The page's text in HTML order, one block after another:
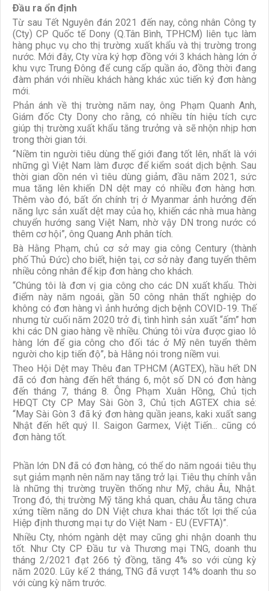
Ðầu ra ổn định
Từ sau Tết Nguyên đán 2021 đến nay, công nhân Công ty
(Cty) CP Quốc tế Dony (Q.Tân Bình, TPHCM) liên tục làm
hàng phục vụ cho thị trường xuất khẩu và thị trường trong
nước. Mới đây, Cty vừa ký hợp đồng với 3 khách hàng lớn ở
khu vực Trung Đông để cung cấp quần áo, đồng thời đang
đàm phán với nhiều khách hàng khác xúc tiến ký đơn hàng
mới.
Phản ánh về thị trường năm nay, ông Phạm Quanh Anh,
Giám đốc Cty Dony cho rằng, có nhiều tín hiệu tích cực
giúp thị trường xuất khẩu tăng trưởng và sẽ nhộn nhịp hơn
trong thời gian tới.
“Niềm tin người tiêu dùng thế giới đang tốt lên, nhất là với
những gì Việt Nam làm được để kiểm soát dịch bệnh. Sau
thời gian dồn nén vì tiêu dùng giảm, đầu năm 2021, sức
mua tăng lên khiến DN dệt may có nhiều đơn hàng hơn.
Thêm vào đó, bất ổn chính trị ở Myanmar ảnh hưởng đến
năng lực sản xuất dệt may của họ, khiến các nhà mua hàng
chuyển hướng sang Việt Nam, nhờ vậy DN trong nước có
thêm cơ hội”, ông Quang Anh phân tích.
Bà Hằng Phạm, chủ cơ sở may gia công Century (thành
phố Thủ Đức) cho biết, hiện tại, cơ sở này đang tuyển thêm
nhiều công nhân để kịp đơn hàng cho khách.
“Chúng tôi là đơn vị gia công cho các DN xuất khẩu. Thời
điểm này năm ngoái, gần 50 công nhân thất nghiệp do
không có đơn hàng vì ảnh hưởng dịch bệnh COVID-19. Thế
nhưng từ cuối năm 2020 trở đi, tình hình sản xuất “ấm” hơn
khi các DN giao hàng về nhiều. Chúng tôi vừa được giao lô
hàng lớn để gia công cho đối tác ở Mỹ nên tuyển thêm
người cho kịp tiến độ”, bà Hằng nói trong niềm vui.
Theo Hội Dệt may Thêu đan TPHCM (AGTEX), hầu hết DN
đã có đơn hàng đến hết tháng 6, một số DN có đơn hàng
đến tháng 7, tháng 8. Ông Phạm Xuân Hồng, Chủ tịch
HĐQT Cty CP May Sài Gòn 3, Chủ tịch AGTEX chia sẻ:
“May Sài Gòn 3 đã ký đơn hàng quần jeans, kaki xuất sang
Nhật đến hết quý II. Saigon Garmex, Việt Tiến... cũng có
đơn hàng tốt.
Phần lớn DN đã có đơn hàng, có thể do năm ngoái tiêu thụ
sụt giảm mạnh nên năm nay tăng trở lại. Tiêu thụ chính vẫn
là những thị trường truyền thống như Mỹ, châu Âu, Nhật.
Trong đó, thị trường Mỹ tăng khả quan, châu Âu tăng chưa
xứng tiềm năng do DN Việt chưa khai thác tốt lợi thế của
Hiệp định thương mại tự do Việt Nam - EU (EVFTA)”.
Nhiều Cty, nhóm ngành dệt may cũng ghi nhận doanh thu
tốt. Như Cty CP Đầu tư và Thương mại TNG, doanh thu
tháng 2/2021 đạt 266 tỷ đồng, tăng 4% so với cùng kỳ
năm 2020. Lũy kế 2 tháng, TNG đã vượt 14% doanh thu so
với cùng kỳ năm trước.